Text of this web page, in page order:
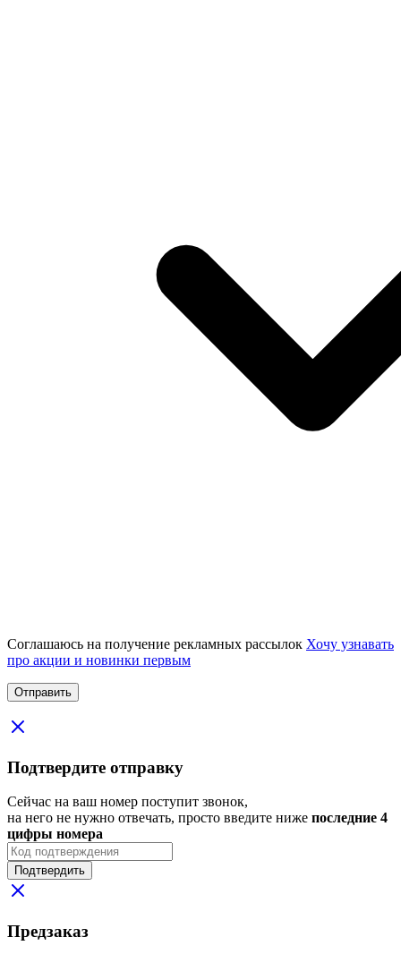
Соглашаюсь на получение рекламных рассылок Хочу узнавать
про акции и новинки первым
Подтвердите отправку
Сейчас на ваш номер поступит звонок,
на него не нужно отвечать, просто введите ниже последние 4
цифры номера
Подтвердить
Предзаказ